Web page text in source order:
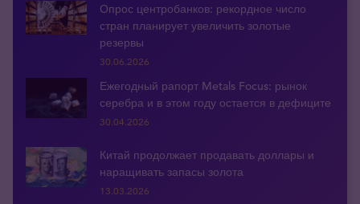
Опрос центробанков: рекордное число
стран планирует увеличить золотые
резервы
30.06.2026
Ежегодный рапорт Metals Focus: рынок
серебра и в этом году остается в дефиците
30.04.2026
Китай продолжает продавать доллары и
наращивать запасы золота
13.03.2026